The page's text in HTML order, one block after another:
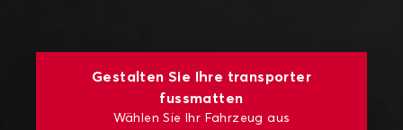
Gestalten Sie Ihre transporter
fussmatten
Wählen Sie Ihr Fahrzeug aus